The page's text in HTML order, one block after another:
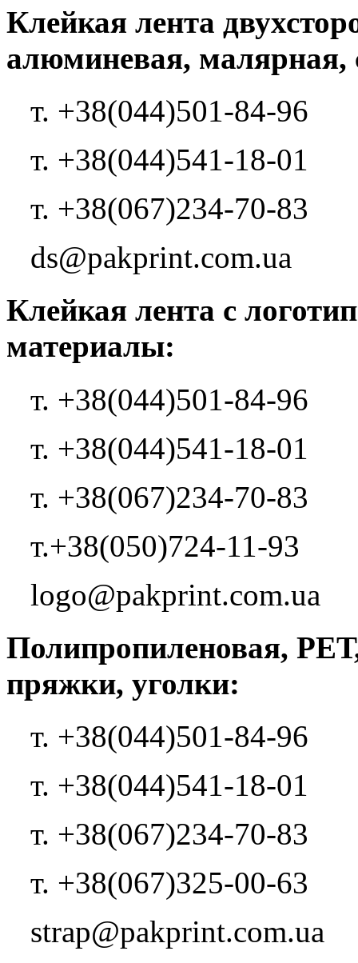
Клейкая лента
алюминевая, малярная,
т. +38(044)501-84-96
т. +38(044)541-18-01
т. +38(067)234-70-83
ds@pakprint.com.ua
Клейкая лента с
материалы:
т. +38(044)501-84-96
т. +38(044)541-18-01
т. +38(067)234-70-83
т.+38(050)724-11-93
logo@pakprint.com.ua
Полипропиленовая,
пряжки, уголки:
т. +38(044)501-84-96
т. +38(044)541-18-01
т. +38(067)234-70-83
т. +38(067)325-00-63
strap@pakprint.com.ua